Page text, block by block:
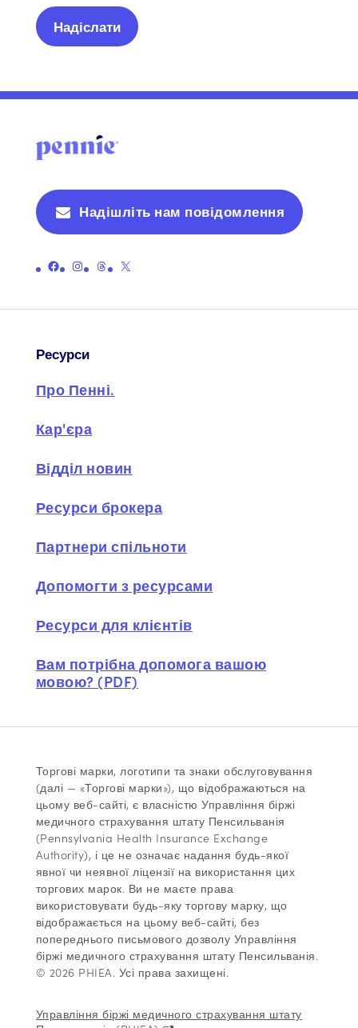
Надішліть нам повідомлення
Посилання на офіційну сторінку Пенні у Facebook
Посилання на офіційну сторінку Пенні в Instagram
Посилання на офіційну сторінку Пенні з ниткамиПосилання на офіційну сторінку Пенні на X (раніше Twitter)
Ресурси
Про Пенні.
Кар'єра
Відділ новин
Ресурси брокера
Партнери спільноти
Допомогти з ресурсами
Ресурси для клієнтів
Вам потрібна допомога вашою
мовою? (PDF)
Торгові марки, логотипи та знаки обслуговування
(далі — «Торгові марки»), що відображаються на
цьому веб-сайті, є власністю Управління біржі
медичного страхування штату Пенсильванія
(Pennsylvania Health Insurance Exchange
Authority), і це не означає надання будь-якої
явної чи неявної ліцензії на використання цих
торгових марок. Ви не маєте права
використовувати будь-яку торгову марку, що
відображається на цьому веб-сайті, без
попереднього письмового дозволу Управління
біржі медичного страхування штату Пенсильванія.
© 2026 PHIEA. Усі права захищені.
Управління біржі медичного страхування штату